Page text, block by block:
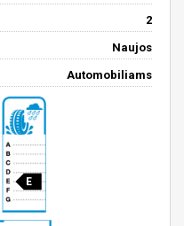
2
Naujos
Automobiliams
E